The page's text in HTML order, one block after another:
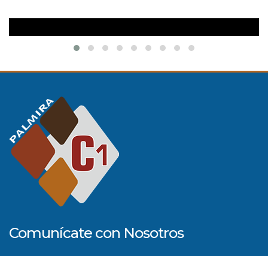
Comunícate con Nosotros